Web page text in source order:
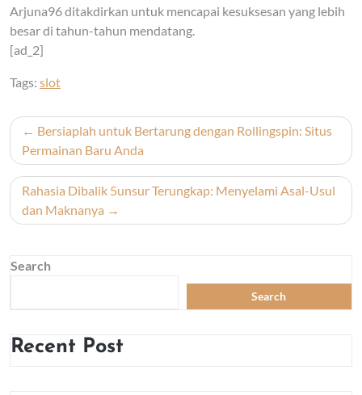
Arjuna96 ditakdirkan untuk mencapai kesuksesan yang lebih
besar di tahun-tahun mendatang.
[ad_2]
Tags: slot
Post
navigation
Bersiaplah untuk Bertarung dengan Rollingspin: Situs
Permainan Baru Anda
Rahasia Dibalik 5unsur Terungkap: Menyelami Asal-Usul
dan Maknanya
Search
Search
Recent Post